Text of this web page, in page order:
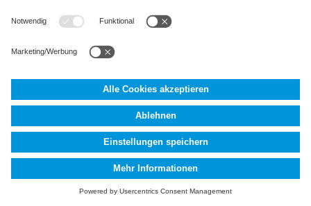
+41 (0) 55 645 20 66
NIVUS AG,Hauptstrasse 35,8750 Glarus, Schweiz
Datenschutzerklärung